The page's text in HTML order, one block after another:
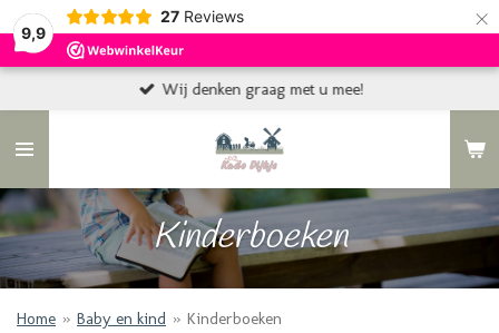
9,9
27 Reviews ×
Wij denken graag met u mee!
Kinderboeken
Home » Baby en kind » Kinderboeken